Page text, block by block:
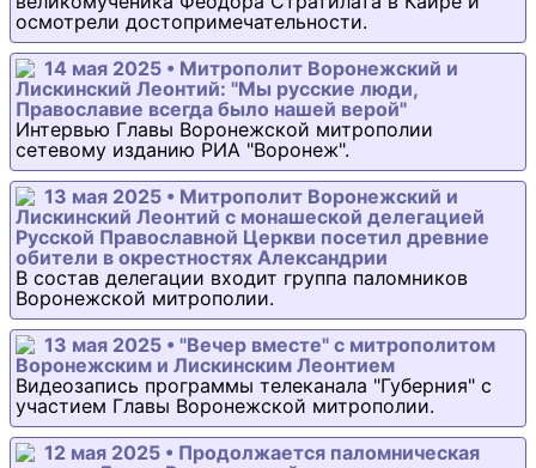
осмотрели достопримечательности.
14 мая 2025 • Митрополит Воронежский и
Лискинский Леонтий: "Мы русские люди,
Православие всегда было нашей верой"
Интервью Главы Воронежской митрополии
сетевому изданию РИА "Воронеж".
13 мая 2025 • Митрополит Воронежский и
Лискинский Леонтий с монашеской делегацией
Русской Православной Церкви посетил древние
обители в окрестностях Александрии
В состав делегации входит группа паломников
Воронежской митрополии.
13 мая 2025 • "Вечер вместе" с митрополитом
Воронежским и Лискинским Леонтием
Видеозапись программы телеканала "Губерния" с
участием Главы Воронежской митрополии.
12 мая 2025 • Продолжается паломническая